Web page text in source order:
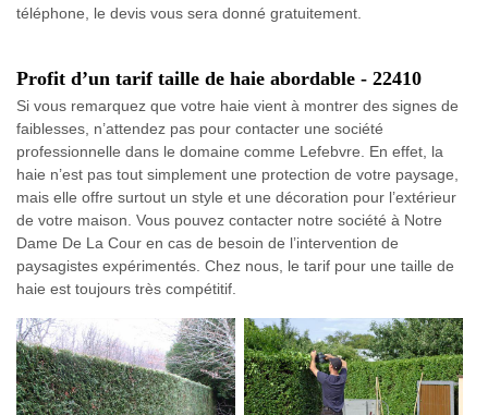
téléphone, le devis vous sera donné gratuitement.
Profit d’un tarif taille de haie abordable - 22410
Si vous remarquez que votre haie vient à montrer des signes de
faiblesses, n’attendez pas pour contacter une société
professionnelle dans le domaine comme Lefebvre. En effet, la
haie n’est pas tout simplement une protection de votre paysage,
mais elle offre surtout un style et une décoration pour l’extérieur
de votre maison. Vous pouvez contacter notre société à Notre
Dame De La Cour en cas de besoin de l’intervention de
paysagistes expérimentés. Chez nous, le tarif pour une taille de
haie est toujours très compétitif.